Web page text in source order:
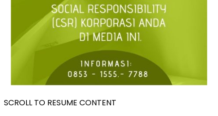
SCROLL TO RESUME CONTENT